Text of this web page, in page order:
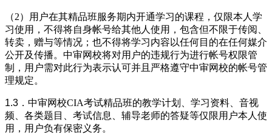
（2）用户在其精品班服务期内开通学习的课程，仅限本人学
习使用，不得将自身帐号给其他人使用，包含但不限于传阅、
转卖，赠与等情况；也不得将学习内容以任何目的在任何媒介
公开及传播。中审网校将对用户的违规行为进行帐号权限管
制，用户需对此行为表示认可并且严格遵守中审网校的帐号管
理规定。
1.3． 中审网校CIA考试精品班的教学计划、学习资料、音视
频、各类题目、考试信息、辅导老师的答疑等仅限用户本人使
用，用户负有保密义务。